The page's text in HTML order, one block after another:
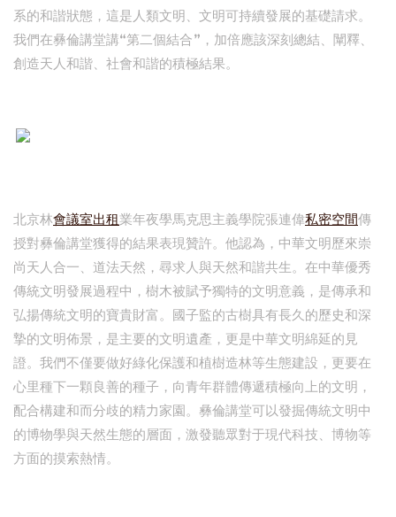
系的和諧狀態，這是人類文明、文明可持續發展的基礎請求。
我們在彝倫講堂講“第二個結合”，加倍應該深刻總結、闡釋、
創造天人和諧、社會和諧的積極結果。
北京林會議室出租業年夜學馬克思主義學院張連偉私密空間傳
授對彝倫講堂獲得的結果表現贊許。他認為，中華文明歷來崇
尚天人合一、道法天然，尋求人與天然和諧共生。在中華優秀
傳統文明發展過程中，樹木被賦予獨特的文明意義，是傳承和
弘揚傳統文明的寶貴財富。國子監的古樹具有長久的歷史和深
摯的文明佈景，是主要的文明遺產，更是中華文明綿延的見
證。我們不僅要做好綠化保護和植樹造林等生態建設，更要在
心里種下一顆良善的種子，向青年群體傳遞積極向上的文明，
配合構建和而分歧的精力家園。彝倫講堂可以發掘傳統文明中
的博物學與天然生態的層面，激發聽眾對于現代科技、博物等
方面的摸索熱情。